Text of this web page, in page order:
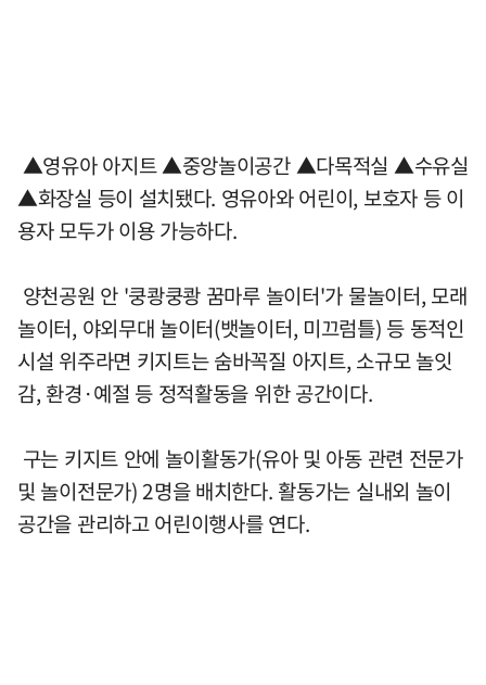
▲영유아 아지트 ▲중앙놀이공간 ▲다목적실 ▲수유실
▲화장실 등이 설치됐다. 영유아와 어린이, 보호자 등 이
용자 모두가 이용 가능하다.
양천공원 안 '쿵쾅쿵쾅 꿈마루 놀이터'가 물놀이터, 모래
놀이터, 야외무대 놀이터(뱃놀이터, 미끄럼틀) 등 동적인
시설 위주라면 키지트는 숨바꼭질 아지트, 소규모 놀잇
감, 환경·예절 등 정적활동을 위한 공간이다.
구는 키지트 안에 놀이활동가(유아 및 아동 관련 전문가
및 놀이전문가) 2명을 배치한다. 활동가는 실내외 놀이
공간을 관리하고 어린이행사를 연다.